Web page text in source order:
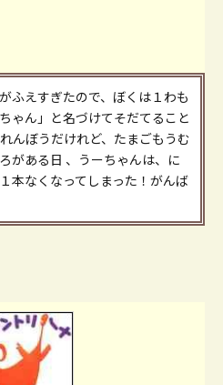
ふえすぎたので、ぼくは１わも
ゃん」と名づけてそだてること
んぼうだけれど、たまごもうむ
がある日 、うーちゃんは、に
本なくなってしまった！がんば